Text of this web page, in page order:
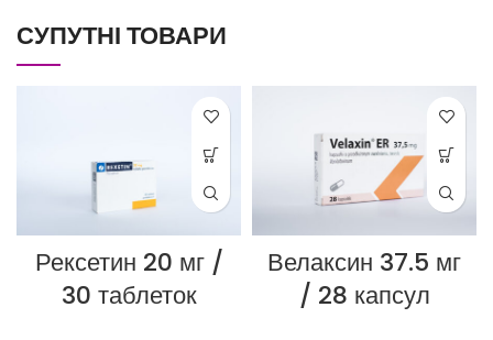
СУПУТНІ ТОВАРИ
Рексетин 20 мг /
30 таблеток
Велаксин 37.5 мг
/ 28 капсул